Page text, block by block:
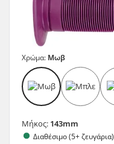
Χρώμα: Μωβ
Μήκος: 143mm
Διαθέσιμο (5+ ζευγάρια)